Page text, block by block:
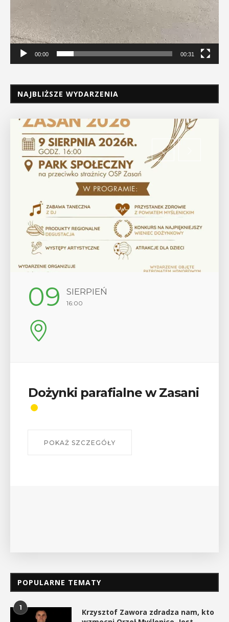
00:00 00:31
NAJBLIŻSZE WYDARZENIA
09 SIERPIEŃ
16:00
Dożynki parafialne w Zasani
POKAŻ SZCZEGÓŁY
POPULARNE TEMATY
1
Krzysztof Zawora zdradza nam, kto